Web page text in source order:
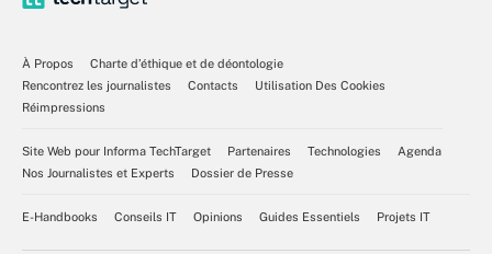
À Propos
Charte d’éthique et de déontologie
Rencontrez les journalistes
Contacts
Utilisation Des Cookies
Réimpressions
Site Web pour Informa TechTarget Partenaires Technologies
Agenda
Nos Journalistes et Experts
Dossier de Presse
E-Handbooks Conseils IT Opinions Guides Essentiels Projets IT